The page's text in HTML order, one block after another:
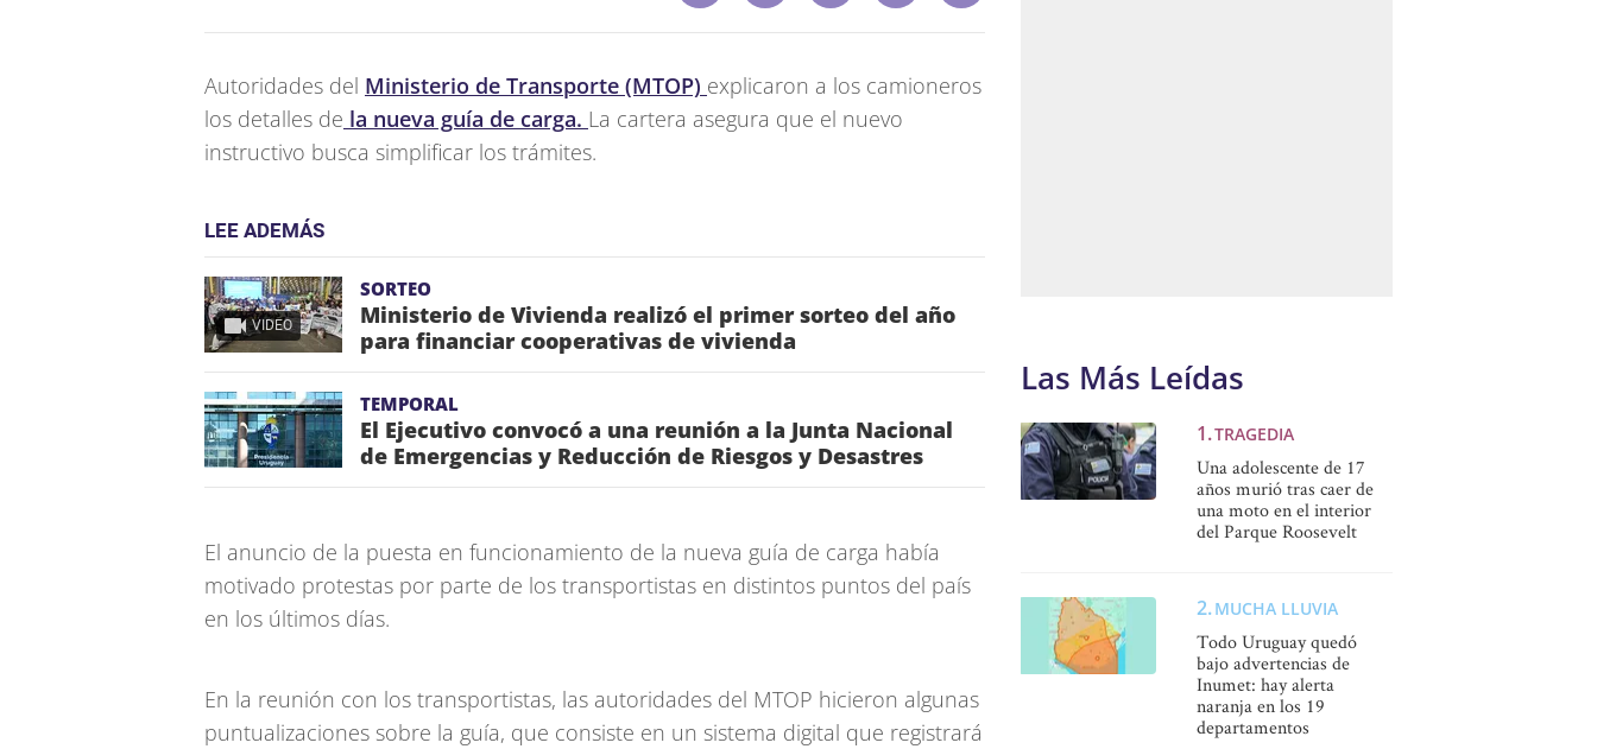
Autoridades del Ministerio de Transporte (MTOP) explicaron a los camioneros
los detalles de la nueva guía de carga. La cartera asegura que el nuevo
instructivo busca simplificar los trámites.
LEE ADEMÁS
VIDEO
SORTEO
Ministerio de Vivienda realizó el primer sorteo del año
para financiar cooperativas de vivienda
TEMPORAL
El Ejecutivo convocó a una reunión a la Junta Nacional
de Emergencias y Reducción de Riesgos y Desastres
El anuncio de la puesta en funcionamiento de la nueva guía de carga había
motivado protestas por parte de los transportistas en distintos puntos del país
en los últimos días.
En la reunión con los transportistas, las autoridades del MTOP hicieron algunas
puntualizaciones sobre la guía, que consiste en un sistema digital que registrará
Las Más Leídas
TRAGEDIA
Una adolescente de 17
años murió tras caer de
una moto en el interior
del Parque Roosevelt
MUCHA LLUVIA
Todo Uruguay quedó
bajo advertencias de
Inumet: hay alerta
naranja en los 19
departamentos